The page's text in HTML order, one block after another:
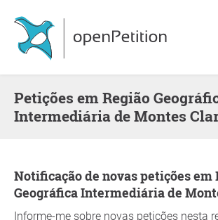
Petições em Região Geográfica
Intermediária de Montes
Notificação de novas petições em Região
Geográfica Intermediária de
Informe-me sobre novas petições nesta